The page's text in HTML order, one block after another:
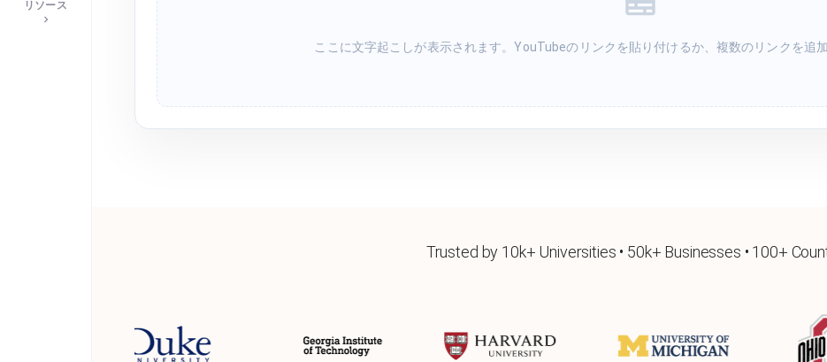
リソース
ここに文字起こしが表示されます。YouTubeのリンクを貼り付けるか、複数のリンクを追
Trusted by 10k+ Universities • 50k+ Businesses • 100+